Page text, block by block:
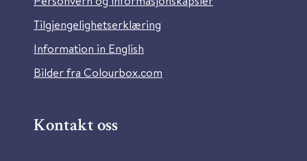
Tilgjengelighetserklæring
Information in English
Bilder fra Colourbox.com
Kontakt oss